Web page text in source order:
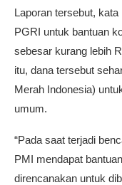
Laporan tersebut,
PGRI untuk bantuan
sebesar kurang lebih
itu, dana tersebut
Merah Indonesia)
umum.
“Pada saat terjadi
PMI mendapat
direncanakan untuk